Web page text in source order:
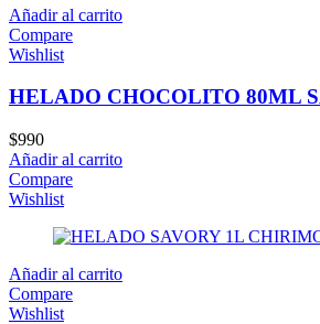
Añadir al carrito
Compare
Wishlist
HELADO CHOCOLITO 80ML
$990
Añadir al carrito
Compare
Wishlist
Añadir al carrito
Compare
Wishlist